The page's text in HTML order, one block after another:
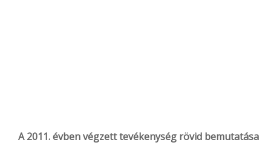
A 2011. évben végzett tevékenység rövid bemutatása